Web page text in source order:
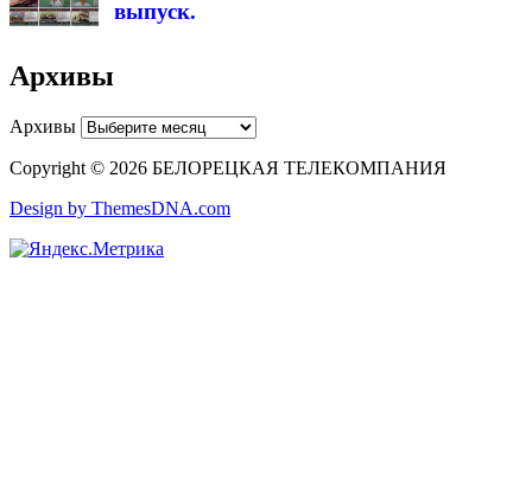
выпуск.
Архивы
Архивы
Copyright © 2026 БЕЛОРЕЦКАЯ ТЕЛЕКОМПАНИЯ
Design by ThemesDNA.com